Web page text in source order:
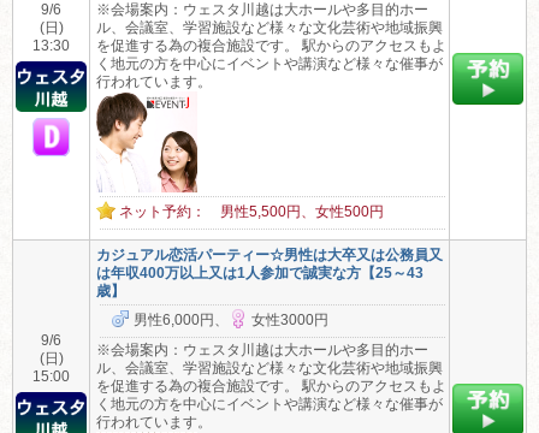
9/6
(日)
13:30
※会場案内：ウェスタ川越は大ホールや多目的ホー
ル、会議室、学習施設など様々な文化芸術や地域振興
を促進する為の複合施設です。 駅からのアクセスもよ
く地元の方を中心にイベントや講演など様々な催事が
行われています。
ネット予約： 男性5,500円、女性500円
9/6
(日)
15:00
カジュアル恋活パーティー☆男性は大卒又は公務員又
は年収400万以上又は1人参加で誠実な方【25～43
歳】
男性6,000円、
女性3000円
※会場案内：ウェスタ川越は大ホールや多目的ホー
ル、会議室、学習施設など様々な文化芸術や地域振興
を促進する為の複合施設です。 駅からのアクセスもよ
く地元の方を中心にイベントや講演など様々な催事が
行われています。